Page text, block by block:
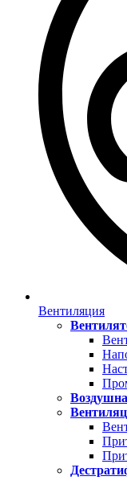
Вентиляция